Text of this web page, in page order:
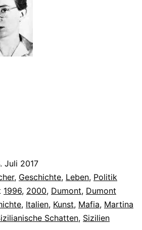
Juli 2017
, Geschichte, Leben, Politik
1996, 2000, Dumont, Dumont
, Italien, Kunst, Mafia, Martina
Schatten, Sizilien